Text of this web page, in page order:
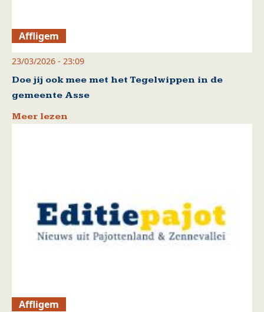
Affligem
23/03/2026 - 23:09
Doe jij ook mee met het Tegelwippen in de
gemeente Asse
Meer lezen
Affligem